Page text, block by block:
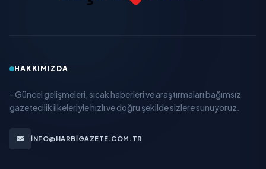
HAKKIMIZDA
- Güncel gelişmeleri, sıcak haberleri ve araştırmaları bağımsız
gazetecilik ilkeleriyle hızlı ve doğru şekilde sizlere sunuyoruz.
INFO@HARBIGAZETE.COM.TR